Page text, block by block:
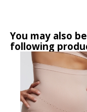
You may also
following